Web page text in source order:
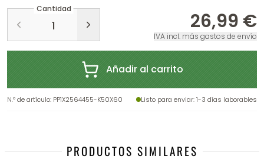
Cantidad
26,99 €
IVA incl. más gastos de envío
Añadir al carrito
N.º de artículo: PP1X2564455-K50X60 Listo para enviar: 1-3 días laborables
PRODUCTOS SIMILARES